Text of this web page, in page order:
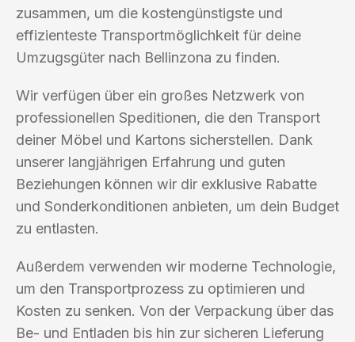
zusammen, um die kostengünstigste und
effizienteste Transportmöglichkeit für deine
Umzugsgüter nach Bellinzona zu finden.
Wir verfügen über ein großes Netzwerk von
professionellen Speditionen, die den Transport
deiner Möbel und Kartons sicherstellen. Dank
unserer langjährigen Erfahrung und guten
Beziehungen können wir dir exklusive Rabatte
und Sonderkonditionen anbieten, um dein Budget
zu entlasten.
Außerdem verwenden wir moderne Technologie,
um den Transportprozess zu optimieren und
Kosten zu senken. Von der Verpackung über das
Be- und Entladen bis hin zur sicheren Lieferung